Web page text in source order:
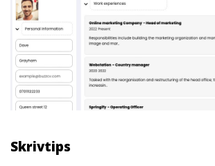
Skrivtips